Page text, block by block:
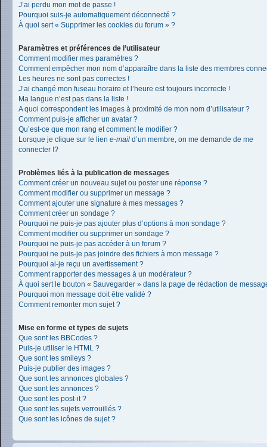
J’ai perdu mon mot de passe !
Pourquoi suis-je automatiquement déconnecté ?
À quoi sert « Supprimer les cookies du forum » ?
Paramètres et préférences de l’utilisateur
Comment modifier mes paramètres ?
Comment empêcher mon nom d’apparaître dans la liste des membres
Les heures ne sont pas correctes !
J’ai changé mon fuseau horaire et l’heure est toujours incorrecte !
Ma langue n’est pas dans la liste !
A quoi correspondent les images à proximité de mon nom d’utilisateur ?
Comment puis-je afficher un avatar ?
Qu’est-ce que mon rang et comment le modifier ?
Lorsque je clique sur le lien e-mail d’un membre, on me demande de me
connecter !?
Problèmes liés à la publication de messages
Comment créer un nouveau sujet ou poster une réponse ?
Comment modifier ou supprimer un message ?
Comment ajouter une signature à mes messages ?
Comment créer un sondage ?
Pourquoi ne puis-je pas ajouter plus d’options à mon sondage ?
Comment modifier ou supprimer un sondage ?
Pourquoi ne puis-je pas accéder à un forum ?
Pourquoi ne puis-je pas joindre des fichiers à mon message ?
Pourquoi ai-je reçu un avertissement ?
Comment rapporter des messages à un modérateur ?
À quoi sert le bouton « Sauvegarder » dans la page de rédaction de
Pourquoi mon message doit être validé ?
Comment remonter mon sujet ?
Mise en forme et types de sujets
Que sont les BBCodes ?
Puis-je utiliser le HTML ?
Que sont les smileys ?
Puis-je publier des images ?
Que sont les annonces globales ?
Que sont les annonces ?
Que sont les post-it ?
Que sont les sujets verrouillés ?
Que sont les icônes de sujet ?